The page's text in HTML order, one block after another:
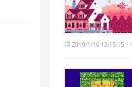
1
2019/1/16 12:19:15